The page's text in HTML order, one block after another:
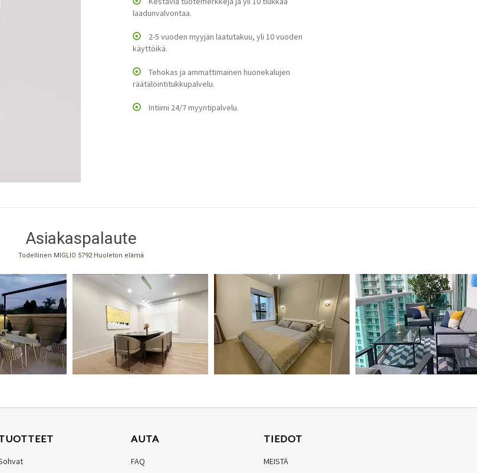
laadunvalvontaa.
2-5 vuoden myyjän laatutakuu, yli 10 vuoden
käyttöikä.
Tehokas ja ammattimainen huonekalujen
räätälöintitukkupalvelu.
Intiimi 24/7 myyntipalvelu.
Asiakaspalaute
Todellinen MIGLIO 5792 Huoleton elämä
AUTA
FAQ
TIEDOT
MEISTÄ